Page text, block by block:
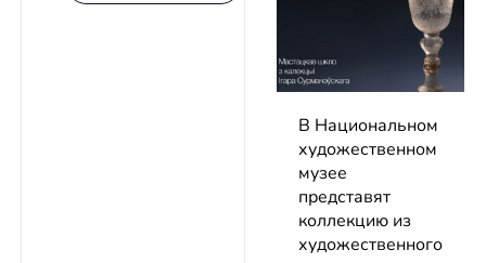
В Национальном
художественном
музее
представят
коллекцию из
художественного